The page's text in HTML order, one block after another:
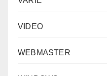
VIDEO
WEBMASTER